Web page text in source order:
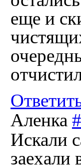
еще и
Аленка #
Искали
заехали